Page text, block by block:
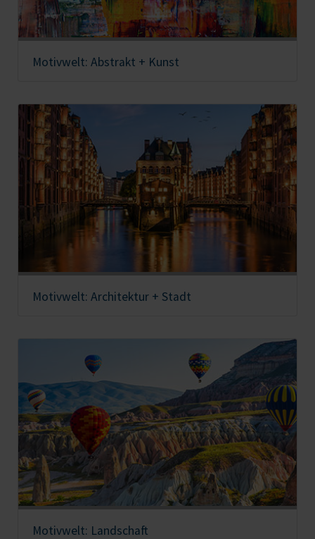
Motivwelt: Abstrakt + Kunst
Motivwelt: Architektur + Stadt
Motivwelt: Landschaft